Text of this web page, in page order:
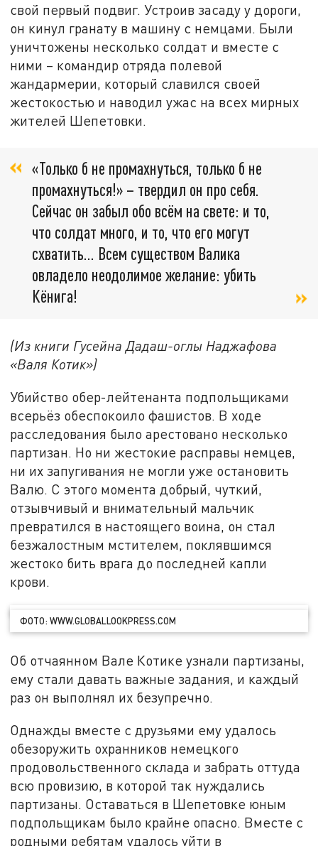
свой первый подвиг. Устроив засаду у дороги,
он кинул гранату в машину с немцами. Были
уничтожены несколько солдат и вместе с
ними – командир отряда полевой
жандармерии, который славился своей
жестокостью и наводил ужас на всех мирных
жителей Шепетовки.
«Только б не промахнуться, только б не
промахнуться!» – твердил он про себя.
Сейчас он забыл обо всём на свете: и то,
что солдат много, и то, что его могут
схватить… Всем существом Валика
овладело неодолимое желание: убить
Кёнига!
(Из книги Гусейна Дадаш-оглы Наджафова
«Валя Котик»)
Убийство обер-лейтенанта подпольщиками
всерьёз обеспокоило фашистов. В ходе
расследования было арестовано несколько
партизан. Но ни жестокие расправы немцев,
ни их запугивания не могли уже остановить
Валю. С этого момента добрый, чуткий,
отзывчивый и внимательный мальчик
превратился в настоящего воина, он стал
безжалостным мстителем, поклявшимся
жестоко бить врага до последней капли
крови.
ФОТО: WWW.GLOBALLOOKPRESS.COM
Об отчаянном Вале Котике узнали партизаны,
ему стали давать важные задания, и каждый
раз он выполнял их безупречно.
Однажды вместе с друзьями ему удалось
обезоружить охранников немецкого
продовольственного склада и забрать оттуда
всю провизию, в которой так нуждались
партизаны. Оставаться в Шепетовке юным
подпольщикам было крайне опасно. Вместе с
родными ребятам удалось уйти в